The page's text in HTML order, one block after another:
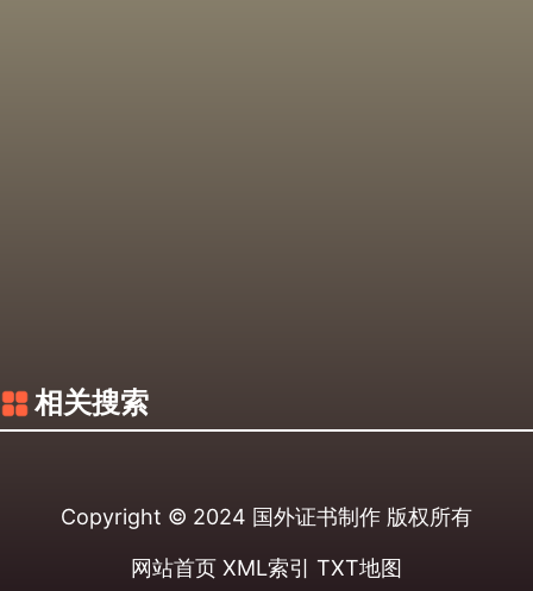
相关搜索
Copyright © 2024 国外证书制作 版权所有
网站首页 XML索引 TXT地图